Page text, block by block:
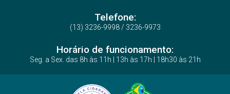
Telefone:
(13) 3236-9998 / 3236-9973
Horário de funcionamento:
Seg. a Sex. das 8h às 11h | 13h às 17h | 18h30 às 21h